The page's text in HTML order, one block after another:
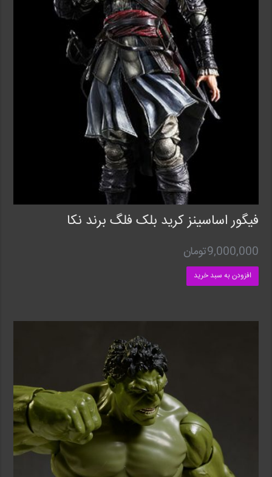
فیگور اساسینز کرید بلک فلگ برند نکا
9,000,000تومان
افزودن به سبد خرید